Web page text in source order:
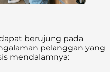
berujung pada
pelanggan yang
mendalamnya: